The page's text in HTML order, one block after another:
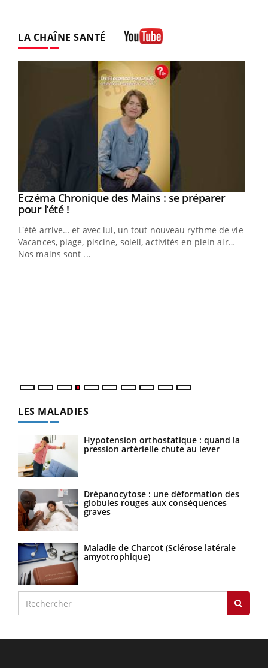
LA CHAÎNE SANTÉ
Youtube
Eczéma Chronique des Mains : se préparer
pour l’été !Youtube
L'été arrive… et avec lui, un tout nouveau rythme de vie !
Vacances, plage, piscine, soleil, activités en plein air…
Nos mains sont ...
LES MALADIES
Hypotension orthostatique : quand la
pression artérielle chute au lever
Drépanocytose : une déformation des
globules rouges aux conséquences
graves
Maladie de Charcot (Sclérose latérale
amyotrophique)